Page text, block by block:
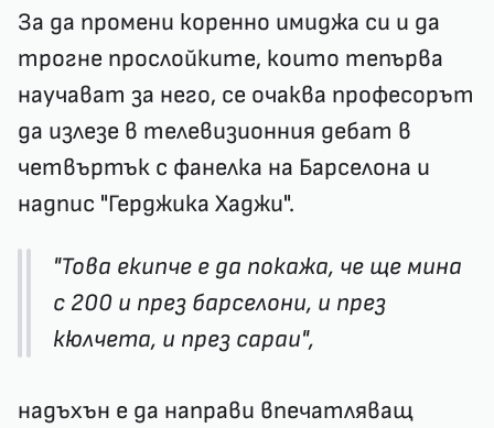
За да промени коренно имиджа си и да
трогне прослойките, които тепърва
научават за него, се очаква професорът
да излезе в телевизионния дебат в
четвъртък с фанелка на Барселона и
надпис "Герджика Хаджи".
"Това екипче е да покажа, че ще мина
с 200 и през барселони, и през
кюлчета, и през сараи",
надъхън е да направи впечатляващ